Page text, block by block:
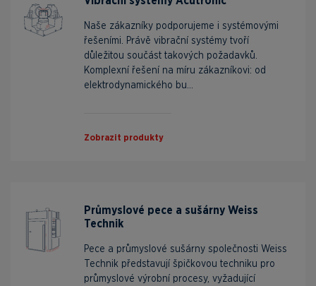
Naše zákazníky podporujeme i systémovými
řešeními. Právě vibrační systémy tvoří
důležitou součást takových požadavků.
Komplexní řešení na míru zákazníkovi: od
elektrodynamického bu...
Zobrazit produkty
Průmyslové pece a sušárny Weiss
Technik
Pece a průmyslové sušárny společnosti Weiss
Technik představují špičkovou techniku pro
průmyslové výrobní procesy, vyžadující